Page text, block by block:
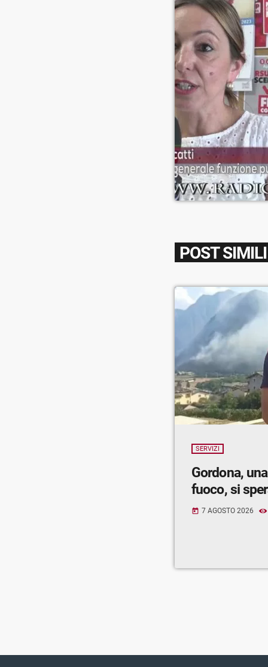
POST SIMILI
SERVIZI
Gordona,
fuoco, si
today 7 AGOSTO 2026